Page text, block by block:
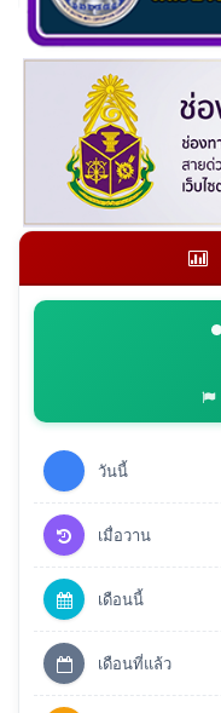
วันนี้
เมื่อวาน
เดือนนี้
เดือนที่แล้ว